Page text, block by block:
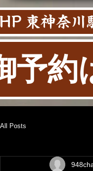
東神奈川
予約
All Posts